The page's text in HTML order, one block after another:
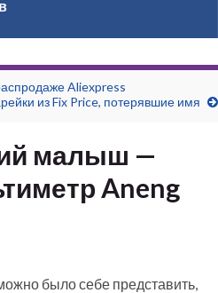
Aliexpress
из Fix Price, потерявшие имя
малыш —
Aneng
было себе представить,